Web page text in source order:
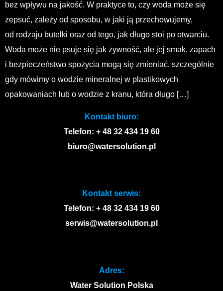
bez wpływu na jakość. W praktyce to, czy woda może się
zepsuć, zależy od sposobu, w jaki ją przechowujemy,
od rodzaju butelki oraz od tego, jak długo stoi po otwarciu.
Woda może nie psuje się jak żywność, ale jej smak, zapach
i bezpieczeństwo spożycia mogą się zmieniać, szczególnie
gdy mówimy o wodzie mineralnej w plastikowych
opakowaniach lub o wodzie z kranu, która długo […]
Kontakt biuro:
Telefon: + 48 32 434 19 60
biuro@watersolution.pl
Kontakt serwis:
Telefon: + 48 32 434 19 60
serwis@watersolution.pl
Adres:
Water Solution Polska